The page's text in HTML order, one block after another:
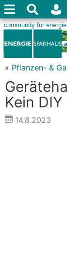
« Pflanzen- &
Kein
14.8.2023